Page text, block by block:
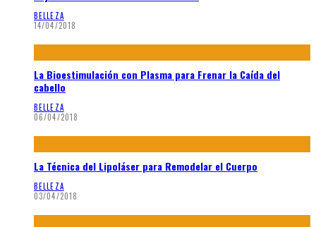
BELLEZA
14/04/2018
La Bioestimulación con Plasma para Frenar la Caída del
cabello
BELLEZA
06/04/2018
La Técnica del Lipoláser para Remodelar el Cuerpo
BELLEZA
03/04/2018